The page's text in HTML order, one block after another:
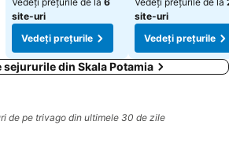
site-uri
Vedeți prețurile
site-uri
Vedeți prețurile
sejururile din Skala Potamia
de pe trivago din ultimele 30 de zile